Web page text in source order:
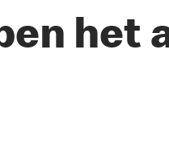
het